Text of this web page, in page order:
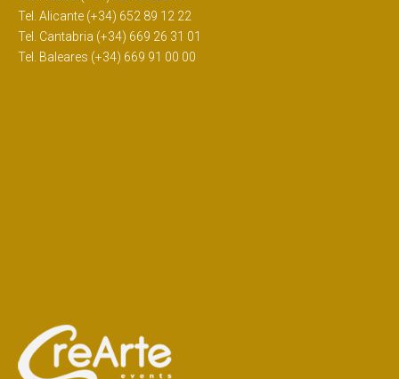
Tel. Alicante (+34) 652 89 12 22
Tel. Cantabria (+34) 669 26 31 01
Tel. Baleares (+34) 669 91 00 00